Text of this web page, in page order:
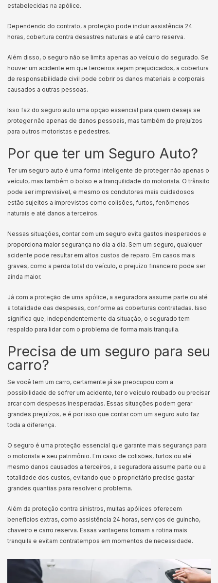
estabelecidas na apólice.
Dependendo do contrato, a proteção pode incluir assistência 24
horas, cobertura contra desastres naturais e até carro reserva.
Além disso, o seguro não se limita apenas ao veículo do segurado. Se
houver um acidente em que terceiros sejam prejudicados, a cobertura
de responsabilidade civil pode cobrir os danos materiais e corporais
causados a outras pessoas.
Isso faz do seguro auto uma opção essencial para quem deseja se
proteger não apenas de danos pessoais, mas também de prejuízos
para outros motoristas e pedestres.
Por que ter um Seguro Auto?
Ter um seguro auto é uma forma inteligente de proteger não apenas o
veículo, mas também o bolso e a tranquilidade do motorista. O trânsito
pode ser imprevisível, e mesmo os condutores mais cuidadosos
estão sujeitos a imprevistos como colisões, furtos, fenômenos
naturais e até danos a terceiros.
Nessas situações, contar com um seguro evita gastos inesperados e
proporciona maior segurança no dia a dia. Sem um seguro, qualquer
acidente pode resultar em altos custos de reparo. Em casos mais
graves, como a perda total do veículo, o prejuízo financeiro pode ser
ainda maior.
Já com a proteção de uma apólice, a seguradora assume parte ou até
a totalidade das despesas, conforme as coberturas contratadas. Isso
significa que, independentemente da situação, o segurado tem
respaldo para lidar com o problema de forma mais tranquila.
Precisa de um seguro para seu
carro?
Se você tem um carro, certamente já se preocupou com a
possibilidade de sofrer um acidente, ter o veículo roubado ou precisar
arcar com despesas inesperadas. Essas situações podem gerar
grandes prejuízos, e é por isso que contar com um seguro auto faz
toda a diferença.
O seguro é uma proteção essencial que garante mais segurança para
o motorista e seu patrimônio. Em caso de colisões, furtos ou até
mesmo danos causados a terceiros, a seguradora assume parte ou a
totalidade dos custos, evitando que o proprietário precise gastar
grandes quantias para resolver o problema.
Além da proteção contra sinistros, muitas apólices oferecem
benefícios extras, como assistência 24 horas, serviços de guincho,
chaveiro e carro reserva. Essas vantagens tornam a rotina mais
tranquila e evitam contratempos em momentos de necessidade.